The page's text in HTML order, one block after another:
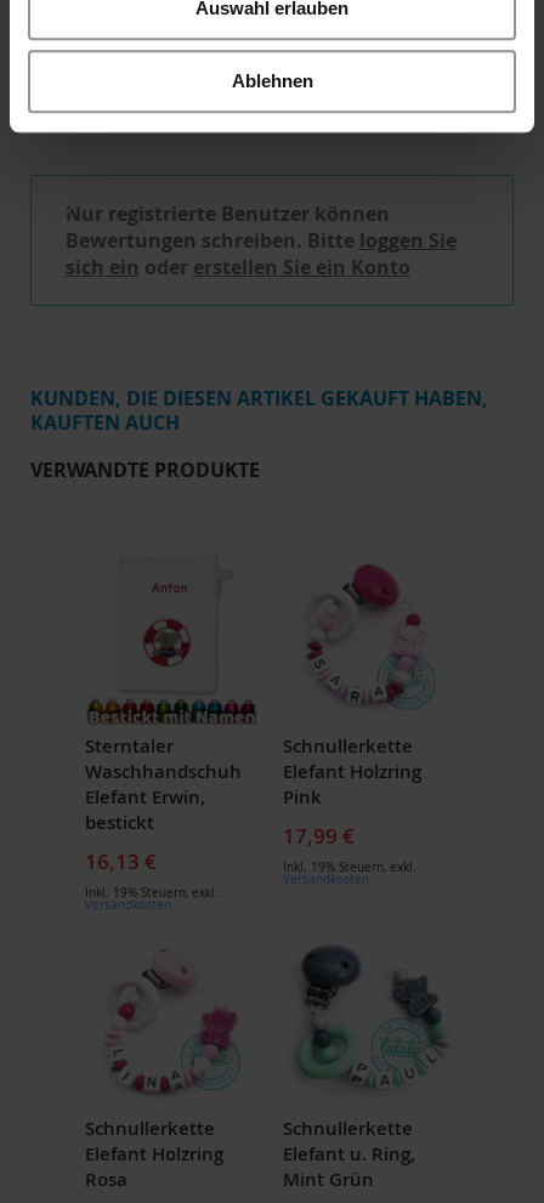
Auswahl erlauben
Ablehnen
Schreibe eine Bewertung
Nur registrierte Benutzer können
Bewertungen schreiben. Bitte loggen Sie
sich ein oder erstellen Sie ein Konto
KUNDEN, DIE DIESEN ARTIKEL GEKAUFT HABEN,
KAUFTEN AUCH
VERWANDTE PRODUKTE
Sterntaler
Waschhandschuh
Elefant Erwin,
bestickt
16,13 €
Inkl. 19% Steuern, exkl.
Versandkosten
Schnullerkette
Elefant Holzring
Pink
17,99 €
Inkl. 19% Steuern, exkl.
Versandkosten
Schnullerkette
Elefant Holzring
Rosa
Schnullerkette
Elefant u. Ring,
Mint Grün